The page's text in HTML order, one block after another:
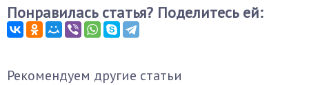
Понравилась статья? Поделитесь ей:
Рекомендуем другие статьи